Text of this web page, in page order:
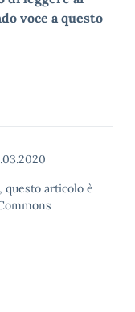
voce a questo
questo articolo è